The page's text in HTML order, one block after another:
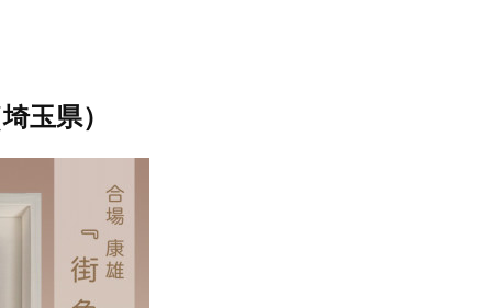
玉県）